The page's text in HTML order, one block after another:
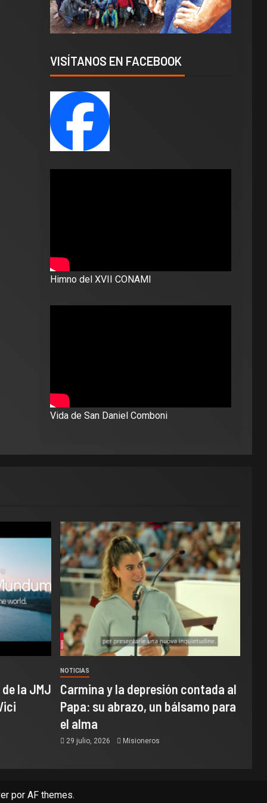
VISÍTANOS EN FACEBOOK
Himno del XVII CONAMI
Vida de San Daniel Comboni
la JMJ
NOTICIAS
Carmina y la depresión contada al
Papa: su abrazo, un bálsamo para
el alma
29 julio, 2026 Misioneros
por AF themes.